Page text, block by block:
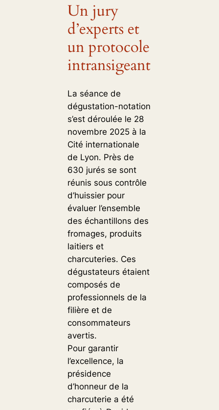
Un jury
d’experts et
un protocole
intransigeant
La séance de
dégustation-notation
s’est déroulée le 28
novembre 2025 à la
Cité internationale
de Lyon. Près de
630 jurés se sont
réunis sous contrôle
d’huissier pour
évaluer l’ensemble
des échantillons des
fromages, produits
laitiers et
charcuteries. Ces
dégustateurs étaient
composés de
professionnels de la
filière et de
consommateurs
avertis.
Pour garantir
l’excellence, la
présidence
d’honneur de la
charcuterie a été